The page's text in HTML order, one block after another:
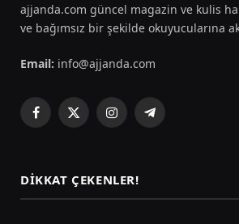
ajjanda.com güncel magazin ve kulis
ve bağımsız bir şekilde okuyucularına
Email: info@ajjanda.com
Facebook
X
InstagramTelegram
DIKKAT ÇEKENLER!